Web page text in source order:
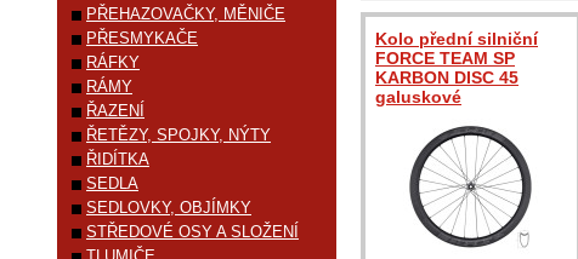
Kolo přední silniční
FORCE TEAM SP
KARBON DISC 45
galuskové
PŘEHAZOVAČKY, MĚNIČE
PŘESMYKAČE
RÁFKY
RÁMY
ŘAZENÍ
ŘETĚZY, SPOJKY, NÝTY
ŘIDÍTKA
SEDLA
SEDLOVKY, OBJÍMKY
STŘEDOVÉ OSY A SLOŽENÍ